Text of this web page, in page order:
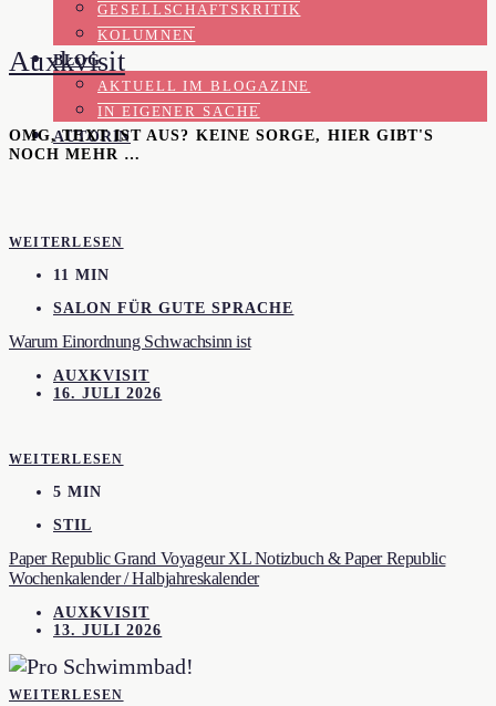
GESELLSCHAFTSKRITIK
KOLUMNEN
BLOG
AKTUELL IM BLOGAZINE
IN EIGENER SACHE
AUTORIN
Auxkvisit
OMG, TEXT IST AUS? KEINE SORGE, HIER GIBT'S
NOCH MEHR …
WEITERLESEN
11 MIN
SALON FÜR GUTE SPRACHE
Warum Einordnung Schwachsinn ist
AUXKVISIT
16. JULI 2026
WEITERLESEN
5 MIN
STIL
Paper Republic Grand Voyageur XL Notizbuch & Paper Republic
Wochenkalender / Halbjahreskalender
AUXKVISIT
13. JULI 2026
WEITERLESEN